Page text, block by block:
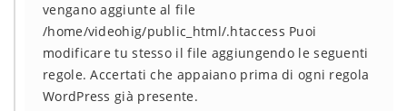
vengano aggiunte al file
/home/videohig/public_html/.htaccess Puoi
modificare tu stesso il file aggiungendo le seguenti
regole. Accertati che appaiano prima di ogni regola
WordPress già presente.